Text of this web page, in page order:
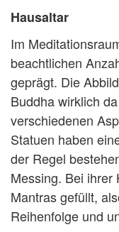
Hausaltar
Im
beachtlichen
geprägt. Die
Buddha wirklich
verschiedenen
Statuen haben
der Regel
Messing. Bei ihrer
Mantras gefüllt,
Reihenfolge und